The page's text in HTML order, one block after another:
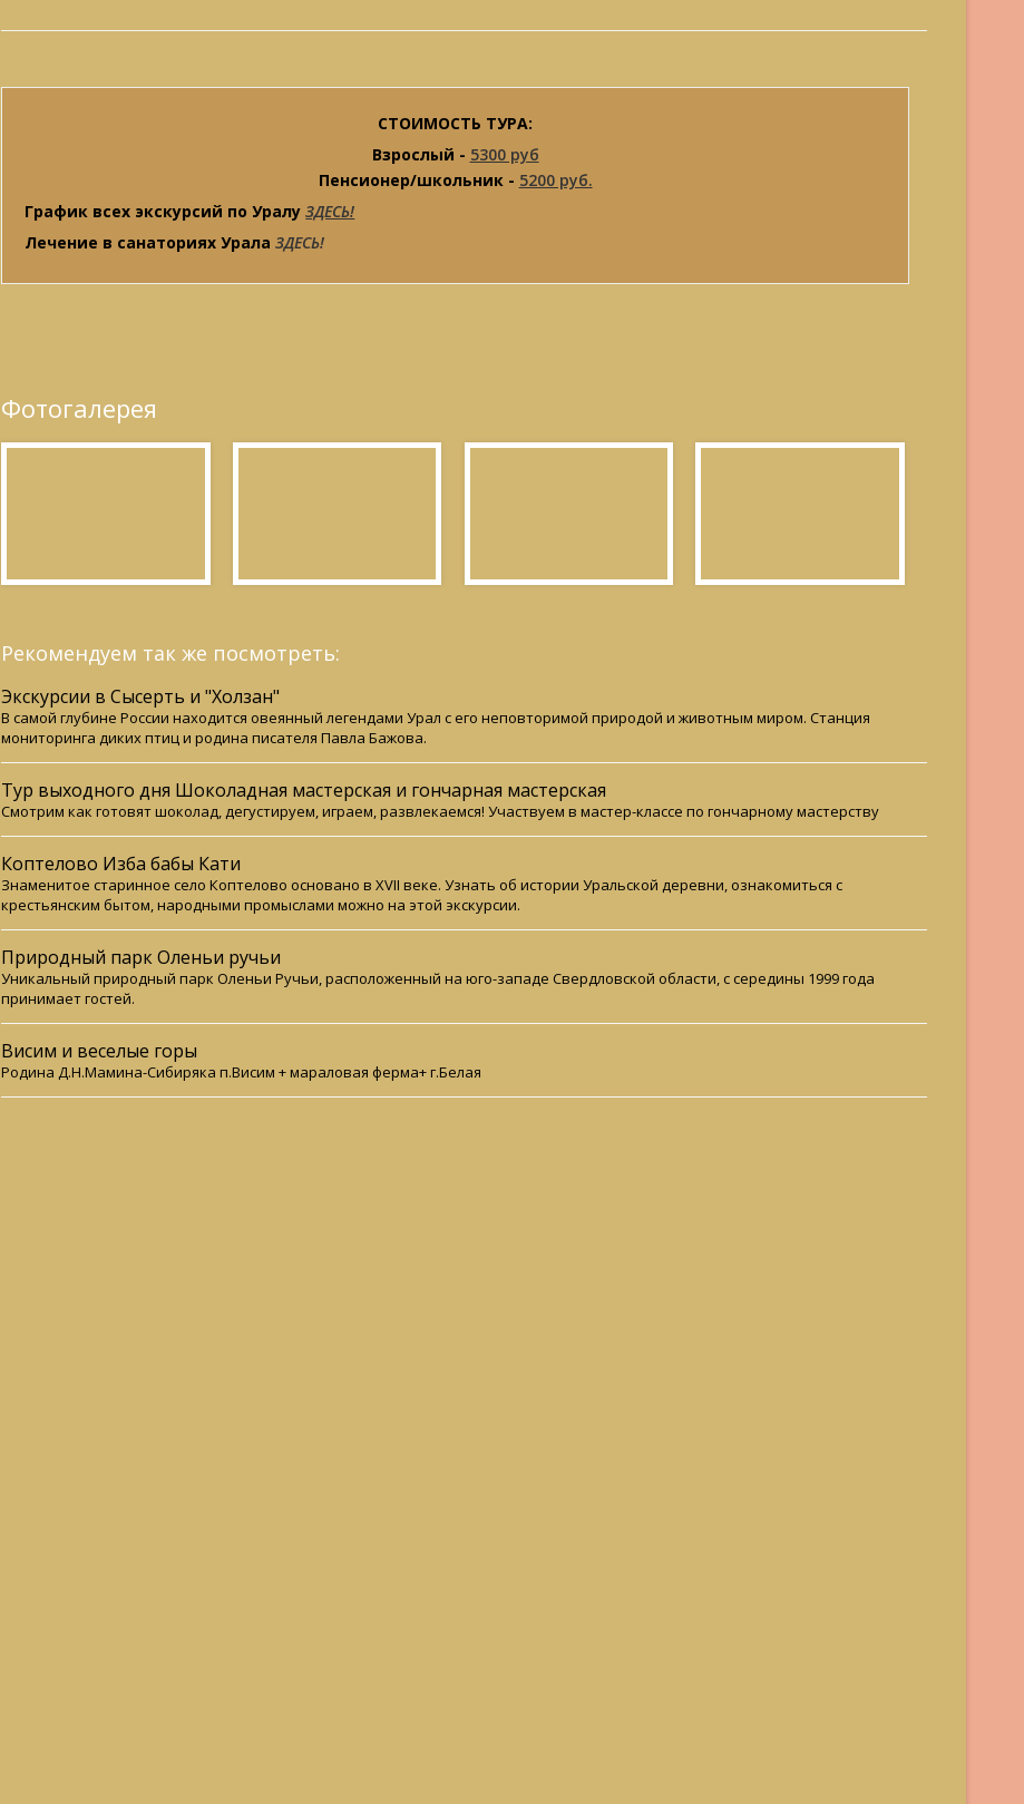
СТОИМОСТЬ ТУРА:
Взрослый - 5300 руб
Пенсионер/школьник - 5200 руб.
График всех экскурсий по УралуЗДЕСЬ!
Лечение в санаториях УралаЗДЕСЬ!
Фотогалерея
Рекомендуем так же посмотреть:
Экскурсии в Сысерть и "Холзан"
В самой глубине России находится овеянный легендами Урал с его неповторимой природой и животным миром. Станция
мониторинга диких птиц и родина писателя Павла Бажова.
Тур выходного дня Шоколадная мастерская и гончарная мастерская
Смотрим как готовят шоколад, дегустируем, играем, развлекаемся! Участвуем в мастер-классе по гончарному мастерству
Коптелово Изба бабы Кати
Знаменитое старинное село Коптелово основано в XVII веке. Узнать об истории Уральской деревни, ознакомиться с
крестьянским бытом, народными промыслами можно на этой экскурсии.
Природный парк Оленьи ручьи
Уникальный природный парк Оленьи Ручьи, расположенный на юго-западе Свердловской области, с середины 1999 года
принимает гостей.
Висим и веселые горы
Родина Д.Н.Мамина-Сибиряка п.Висим + мараловая ферма+ г.Белая